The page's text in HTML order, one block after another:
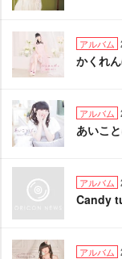
アルバム
かくれん
アルバム
あいこと
アルバム
Candy
アルバム